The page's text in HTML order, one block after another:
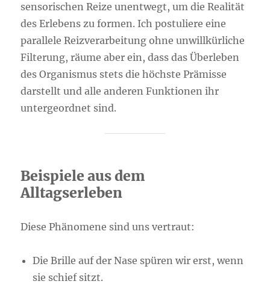
sensorischen Reize unentwegt, um die Realität
des Erlebens zu formen. Ich postuliere eine
parallele Reizverarbeitung ohne unwillkürliche
Filterung, räume aber ein, dass das Überleben
des Organismus stets die höchste Prämisse
darstellt und alle anderen Funktionen ihr
untergeordnet sind.
Beispiele aus dem
Alltagserleben
Diese Phänomene sind uns vertraut:
Die Brille auf der Nase spüren wir erst, wenn
sie schief sitzt.